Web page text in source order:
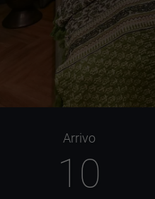
Arrivo
10